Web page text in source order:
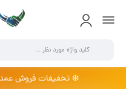
❄️ تخفیفات فروش